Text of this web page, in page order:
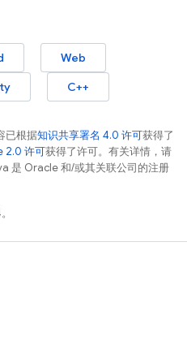
Web
C++
已根据知识共享署名 4.0 许可获得了
2.0 许可获得了许可。有关详情，请
是 Oracle 和/或其关联公司的注册